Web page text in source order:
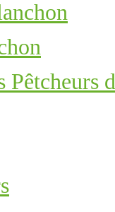
Pêtcheurs